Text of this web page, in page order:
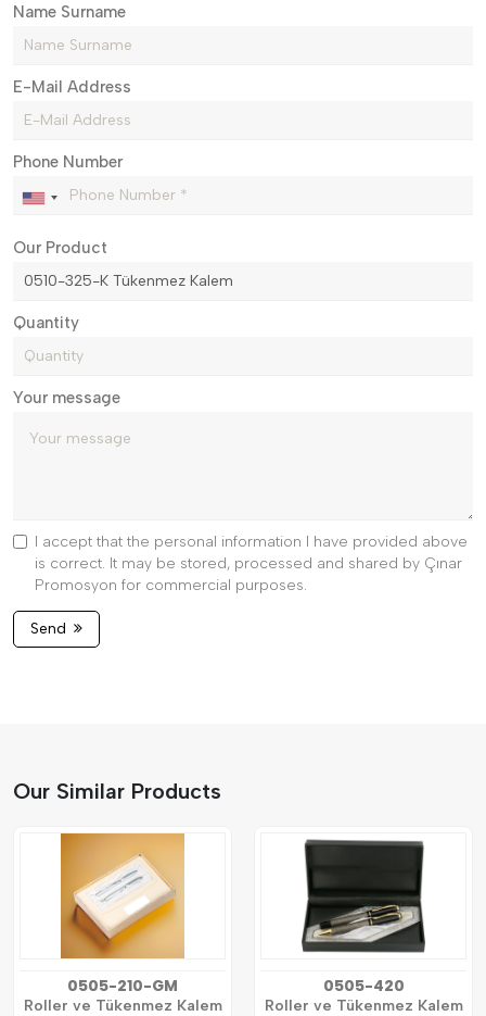
Name Surname
E-Mail Address
Phone Number
Our Product
Quantity
Your message
I accept that the personal information I have provided above
is correct. It may be stored, processed and shared by Çınar
Promosyon for commercial purposes.
Send
Our Similar Products
0505-210-GM
Roller ve Tükenmez Kalem
0505-420
Roller ve Tükenmez Kalem